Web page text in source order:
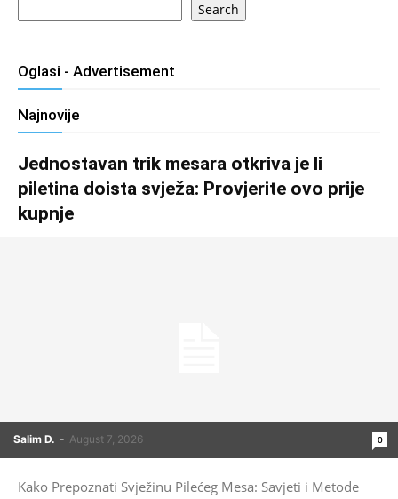
Search
Oglasi - Advertisement
Najnovije
Jednostavan trik mesara otkriva je li
piletina doista svježa: Provjerite ovo prije
kupnje
Salim D. - August 7, 2026 0
Kako Prepoznati Svježinu Pilećeg Mesa: Savjeti i Metode